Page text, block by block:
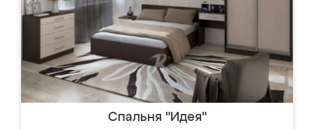
Спальня "Идея"